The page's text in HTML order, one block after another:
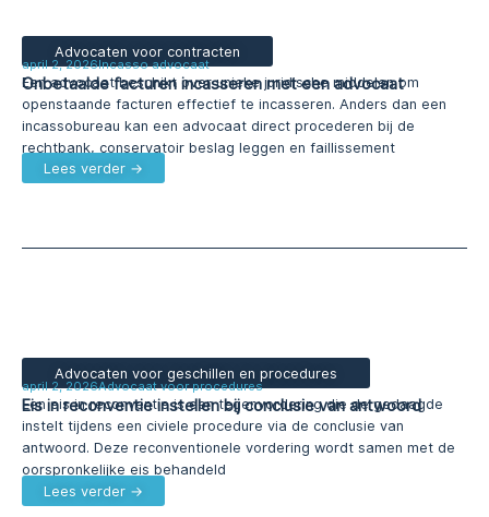
Advocaten voor contracten
april 2, 2026Incasso advocaat
Onbetaalde facturen incasseren met een advocaat
Een advocaat beschikt over unieke juridische middelen om
openstaande facturen effectief te incasseren. Anders dan een
incassobureau kan een advocaat direct procederen bij de
rechtbank, conservatoir beslag leggen en faillissement
Lees verder →
Advocaten voor geschillen en procedures
april 2, 2026Advocaat voor procedures
Eis in reconventie instellen bij conclusie van antwoord
Een eis in reconventie is een tegenvordering die de gedaagde
instelt tijdens een civiele procedure via de conclusie van
antwoord. Deze reconventionele vordering wordt samen met de
oorspronkelijke eis behandeld
Lees verder →